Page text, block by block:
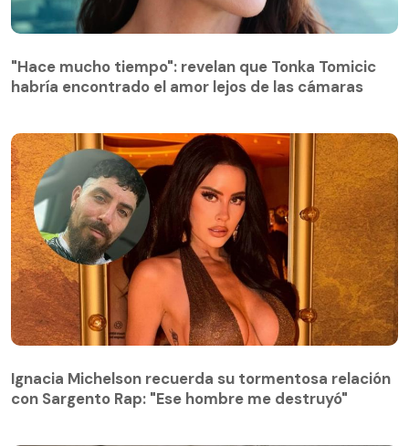
"Hace mucho tiempo": revelan que Tonka Tomicic
habría encontrado el amor lejos de las cámaras
con Sargento Rap: "Ese hombre me destruyó"
Ignacia Michelson recuerda su tormentosa relación
con Sargento Rap: "Ese hombre me destruyó"